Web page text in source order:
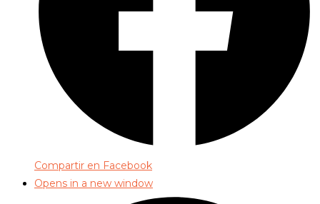
Compartir en Facebook
Opens in a new window